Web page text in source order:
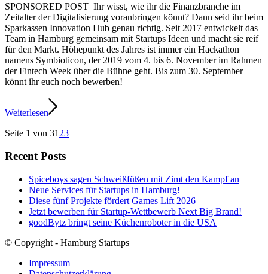
SPONSORED POST Ihr wisst, wie ihr die Finanzbranche im
Zeitalter der Digitalisierung voranbringen könnt? Dann seid ihr beim
Sparkassen Innovation Hub genau richtig. Seit 2017 entwickelt das
Team in Hamburg gemeinsam mit Startups Ideen und macht sie reif
für den Markt. Höhepunkt des Jahres ist immer ein Hackathon
namens Symbioticon, der 2019 vom 4. bis 6. November im Rahmen
der Fintech Week über die Bühne geht. Bis zum 30. September
könnt ihr euch noch bewerben!
Weiterlesen
Seite 1 von 31 23
Recent Posts
Spiceboys sagen Schweißfüßen mit Zimt den Kampf an
Neue Services für Startups in Hamburg!
Diese fünf Projekte fördert Games Lift 2026
Jetzt bewerben für Startup-Wettbewerb Next Big Brand!
goodBytz bringt seine Küchenroboter in die USA
© Copyright - Hamburg Startups
Impressum